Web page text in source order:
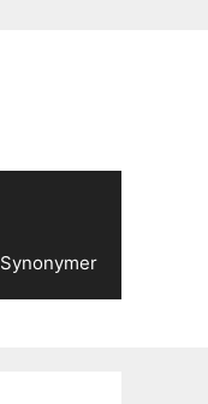
Synonymer